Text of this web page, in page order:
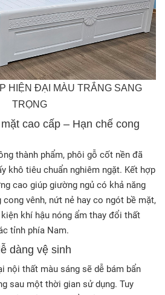
HIỆN ĐẠI MÀU TRẮNG SANG
TRỌNG
cao cấp – Hạn chế cong
thành phẩm, phôi gỗ cốt nền đã
khô tiêu chuẩn nghiêm ngặt. Kết hợp
cao giúp giường ngủ có khả năng
vênh, nứt nẻ hay co ngót bề mặt,
khí hậu nóng ẩm thay đổi thất
tỉnh phía Nam.
dàng vệ sinh
nội thất màu sáng sẽ dễ bám bẩn
sau một thời gian sử dụng. Tuy